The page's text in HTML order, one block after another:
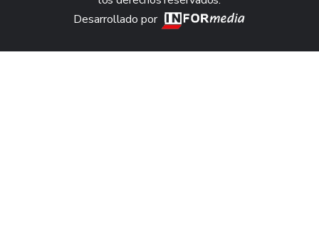
Desarrollado por